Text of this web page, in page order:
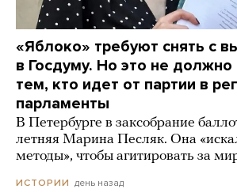
«Яблоко» требуют снять с
в Госдуму. Но это не
тем, кто идет от партии в
парламенты
В Петербурге в заксобрание
летняя Марина Песляк. Она
методы», чтобы агитировать за
ИСТОРИИ день назад